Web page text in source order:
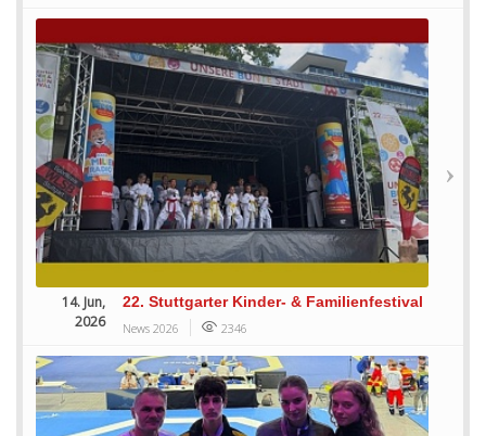
14. Jun,
2026
22. Stuttgarter Kinder- & Familienfestival
News 2026 2346